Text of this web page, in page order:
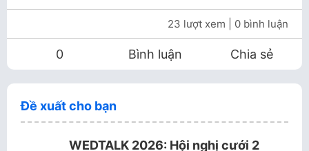
23 lượt xem | 0 bình luận
0 Bình luận Chia sẻ
Đề xuất cho bạn
WEDTALK 2026: Hội nghị cưới 2